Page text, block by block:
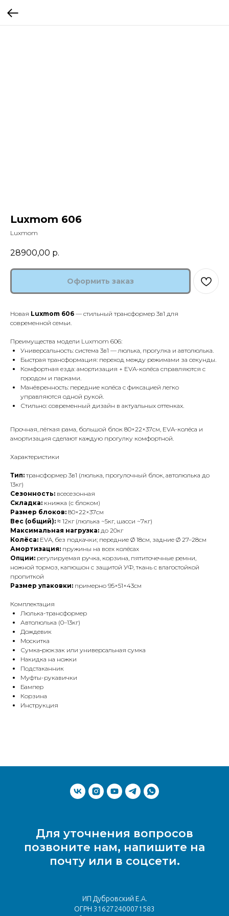
Luxmom 606
Luxmom
28900,00 р.
Оформить заказ
Новая Luxmom 606 — стильный трансформер 3в1 для
современной семьи.
Преимущества модели Luxmom 606:
Универсальность: система 3в1 — люлька, прогулка и автолюлька.
Быстрая трансформация: переход между режимами за секунды.
Комфортная езда: амортизация + EVA-колёса справляются с
городом и парками.
Манёвренность: передние колёса с фиксацией легко
управляются одной рукой.
Стильно: современный дизайн в актуальных оттенках.
Прочная, лёгкая рама, большой блок 80×22×37см, EVA-колёса и
амортизация сделают каждую прогулку комфортной.
Характеристики
Тип:трансформер 3в1 (люлька, прогулочный блок, автолюлька до
13кг)
Сезонность: всесезонная
Складка: книжка (с блоком)
Размер блоков: 80×22×37см
Вес (общий): ≈ 12кг (люлька ~5кг, шасси ~7кг)
Максимальная нагрузка: до 20кг
Колёса: EVA, без подкачки; передние Ø 18см, задние Ø 27–28см
Амортизация: пружины на всех колёсах
Опции: регулируемая ручка, корзина, пятиточечные ремни,
ножной тормоз, капюшон с защитой УФ, ткань с влагостойкой
пропиткой
Размер упаковки: примерно 95×51×43см
Комплектация
Люлька-трансформер
Автолюлька (0–13кг)
Дождевик
Москитка
Сумка‑рюкзак или универсальная сумка
Накидка на ножки
Подстаканник
Муфты-рукавички
Бампер
Корзина
Инструкция
Для уточнения вопросов
позвоните нам, напишите на
почту или в соцсети.
ИП Дубровский Е.А.
ОГРН 316272400071583